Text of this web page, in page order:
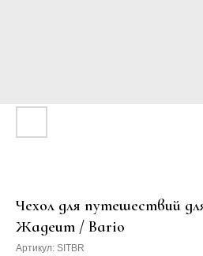
Чехол для путешествий
Жадеит / Bario
Артикул: SITBR